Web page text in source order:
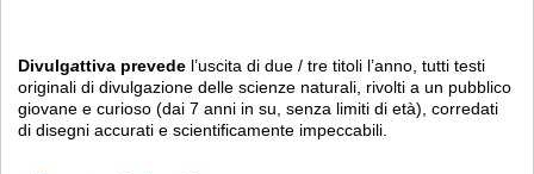
Divulgattiva prevede l’uscita di due / tre titoli l’anno, tutti testi
originali di divulgazione delle scienze naturali, rivolti a un pubblico
giovane e curioso (dai 7 anni in su, senza limiti di età), corredati
di disegni accurati e scientificamente impeccabili.